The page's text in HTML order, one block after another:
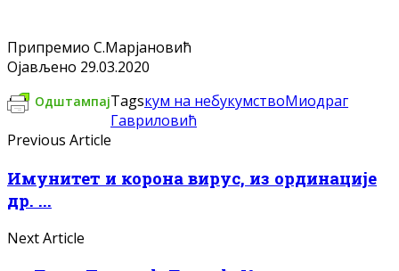
Припремио С.Марјановић
Ојављено 29.03.2020
ОдштампајTagsкум на небукумствоМиодраг
Гавриловић
Previous Article
Имунитет и корона вирус, из ординације
др. ...
Next Article